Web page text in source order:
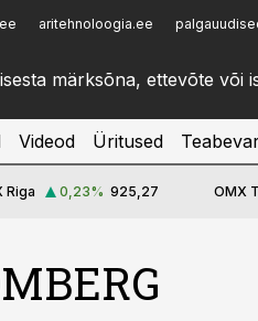
aritehnoloogia.ee
Videod Üritused
Riga 0,23% 925,27 OMX